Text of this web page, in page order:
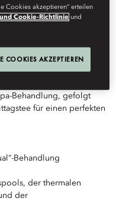
Behandlung, gefolgt
für einen perfekten
Behandlung
der thermalen
der
Cookies akzeptieren“ erteilen
Cookie-Richtlinie und
COOKIES AKZEPTIEREN